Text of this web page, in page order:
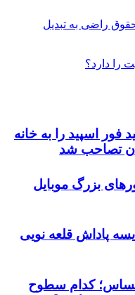
راضی به تبدیل
را دارد؟
فور اسپید را به خانه
تصاحب شد
بزرگ موبایل
پاداش قلعه نویی
کدام سطوح